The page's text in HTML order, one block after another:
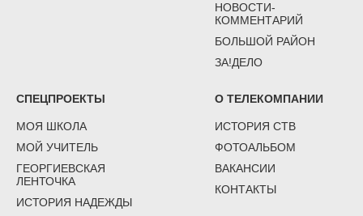
НОВОСТИ-
КОММЕНТАРИЙ
БОЛЬШОЙ РАЙОН
ЗА!ДЕЛО
СПЕЦПРОЕКТЫ
МОЯ ШКОЛА
МОЙ УЧИТЕЛЬ
ГЕОРГИЕВСКАЯ
ЛЕНТОЧКА
ИСТОРИЯ НАДЕЖДЫ
О ТЕЛЕКОМПАНИИ
ИСТОРИЯ СТВ
ФОТОАЛЬБОМ
ВАКАНСИИ
КОНТАКТЫ